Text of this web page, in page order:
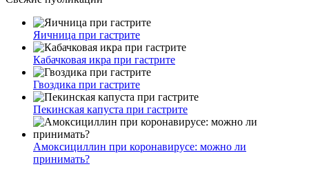
Яичница при гастрите
Кабачковая икра при гастрите
Гвоздика при гастрите
Пекинская капуста при гастрите
Амоксициллин при коронавирусе: можно ли
принимать?